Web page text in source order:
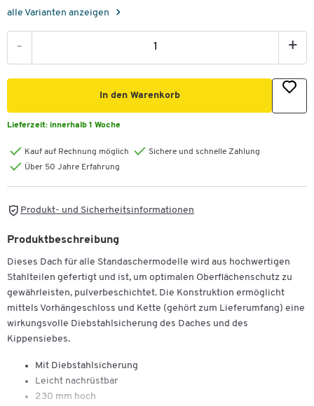
alle Varianten anzeigen
- +
In den Warenkorb
Lieferzeit: innerhalb 1 Woche
Kauf auf Rechnung möglich
Sichere und schnelle Zahlung
Über 50 Jahre Erfahrung
Produkt- und Sicherheitsinformationen
Produktbeschreibung
Dieses Dach für alle Standaschermodelle wird aus hochwertigen
Stahlteilen gefertigt und ist, um optimalen Oberflächenschutz zu
gewährleisten, pulverbeschichtet. Die Konstruktion ermöglicht
mittels Vorhängeschloss und Kette (gehört zum Lieferumfang) eine
wirkungsvolle Diebstahlsicherung des Daches und des
Kippensiebes.
Mit Diebstahlsicherung
Leicht nachrüstbar
230 mm hoch